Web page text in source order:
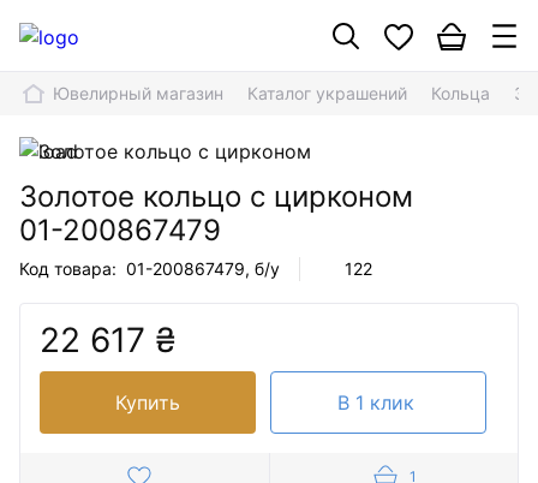
Ювелирный магазин Каталог украшений Кольца
Золотое кольцо с цирконом
01-200867479
Код товара: 01-200867479, б/у 122
22 617 ₴
Купить В 1 клик
1